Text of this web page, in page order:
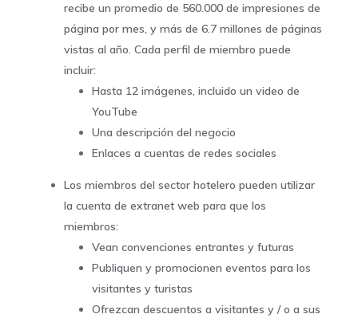
recibe un promedio de 560.000 de impresiones de
página por mes, y más de 6.7 millones de páginas
vistas al año. Cada perfil de miembro puede
incluir:
Hasta 12 imágenes, incluido un video de
YouTube
Una descripción del negocio
Enlaces a cuentas de redes sociales
Los miembros del sector hotelero pueden utilizar
la cuenta de extranet web para que los
miembros:
Vean convenciones entrantes y futuras
Publiquen y promocionen eventos para los
visitantes y turistas
Ofrezcan descuentos a visitantes y / o a sus